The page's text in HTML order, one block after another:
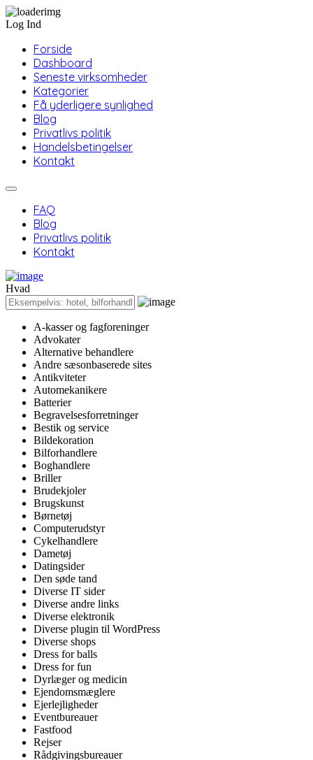
Log Ind
Forside
Dashboard
Seneste virksomheder
Kategorier
Få yderligere synlighed
Blog
Privatlivs politik
Handelsbetingelser
Kontakt
FAQ
Blog
Privatlivs politik
Kontakt
Hvad
A-kasser og fagforeninger
Advokater
Alternative behandlere
Andre sæsonbaserede sites
Antikviteter
Automekanikere
Batterier
Begravelsesforretninger
Bestik og service
Bildekoration
Bilforhandlere
Boghandlere
Briller
Brudekjoler
Brugskunst
Børnetøj
Computerudstyr
Cykelhandlere
Dametøj
Datingsider
Den søde tand
Diverse IT sider
Diverse andre links
Diverse elektronik
Diverse plugin til WordPress
Diverse shops
Dress for balls
Dress for fun
Dyrlæger og medicin
Ejendomsmæglere
Ejerlejligheder
Eventbureauer
Fastfood
Rejser
Rådgivingsbureauer